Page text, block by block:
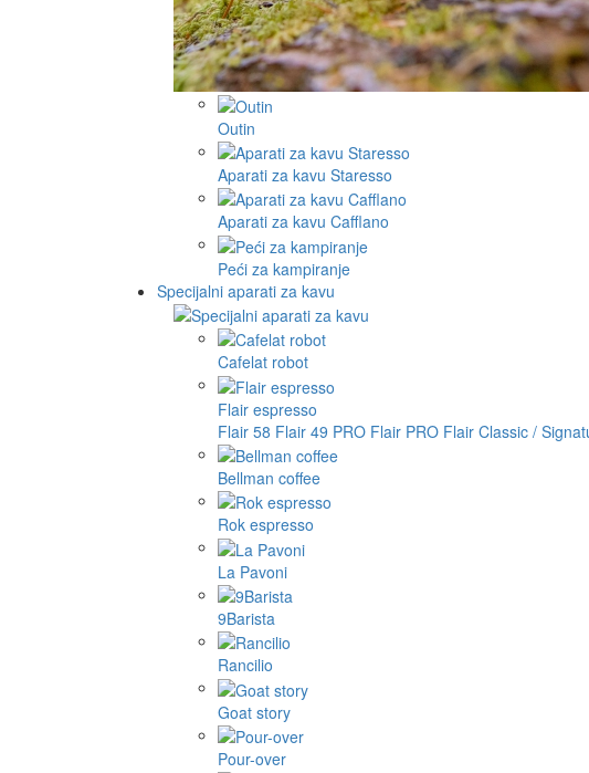
Outin
Aparati za kavu Staresso
Aparati za kavu Cafflano
Peći za kampiranje
Specijalni aparati za kavu
Cafelat robot
Flair espresso
Flair 58 Flair 49 PRO Flair PRO Flair Classic /
Bellman coffee
Rok espresso
La Pavoni
9Barista
Rancilio
Goat story
Pour-over